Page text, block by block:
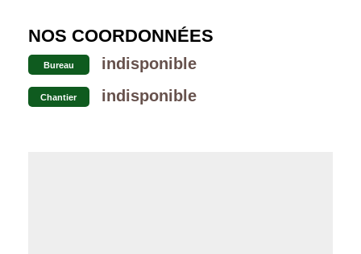
NOS COORDONNÉES
Bureau indisponible
Chantier indisponible